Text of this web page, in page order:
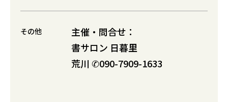
その他
主催・問合せ：
書サロン 日暮里
荒川 ✆090-7909-1633